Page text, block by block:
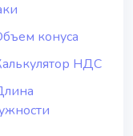
конуса
НДС